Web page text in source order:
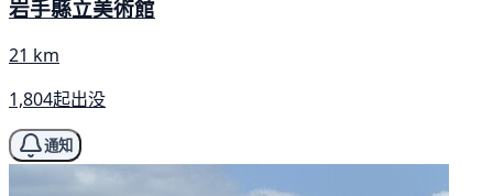
岩手縣立美術館
21 km
1,804起出没
通知